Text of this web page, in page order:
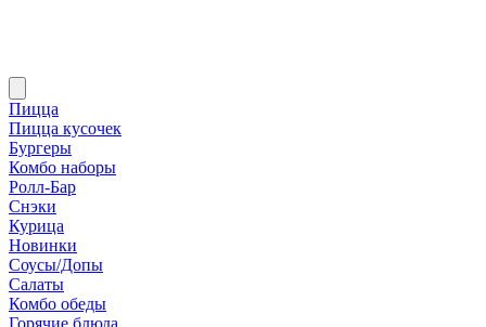
Пицца
Пицца кусочек
Бургеры
Комбо наборы
Ролл-Бар
Снэки
Курица
Новинки
Соусы/Допы
Салаты
Комбо обеды
Горячие блюда